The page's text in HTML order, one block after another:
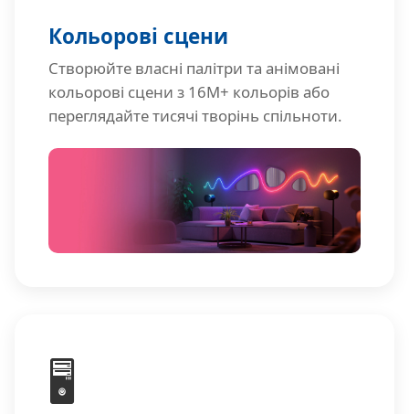
Кольорові сцени
Створюйте власні палітри та анімовані
кольорові сцени з 16М+ кольорів або
переглядайте тисячі творінь спільноти.
🖥️